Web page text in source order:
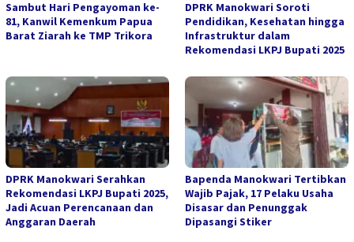
Sambut Hari Pengayoman ke-
81, Kanwil Kemenkum Papua
Barat Ziarah ke TMP Trikora
DPRK Manokwari Soroti
Pendidikan, Kesehatan hingga
Infrastruktur dalam
Rekomendasi LKPJ Bupati 2025
DPRK Manokwari Serahkan
Rekomendasi LKPJ Bupati 2025,
Jadi Acuan Perencanaan dan
Anggaran Daerah
Bapenda Manokwari Tertibkan
Wajib Pajak, 17 Pelaku Usaha
Disasar dan Penunggak
Dipasangi Stiker